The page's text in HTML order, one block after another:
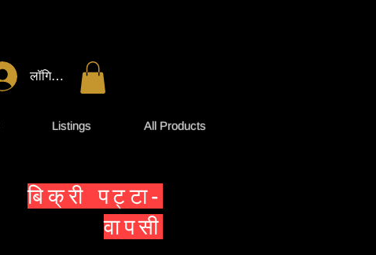
लॉगिन करें
Listings All Products
बिक्री पट्टा-
वापसी